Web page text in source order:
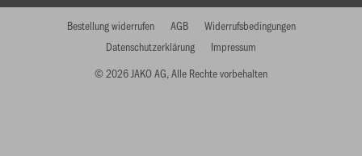
© 2026 JAKO AG, Alle Rechte vorbehalten
Bestellung widerrufen AGB
Widerrufsbedingungen
Datenschutzerklärung
Impressum